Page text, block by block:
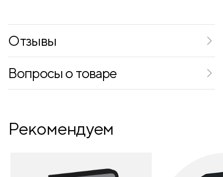
Отзывы
Вопросы о товаре
Рекомендуем